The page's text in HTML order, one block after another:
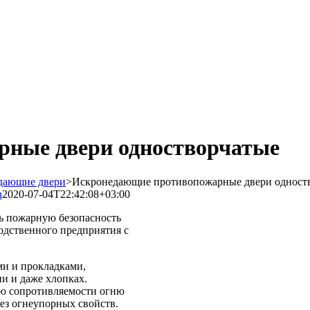
двери одностворчатые
двери>Искронедающие противопожарные двери
2020-07-04T22:42:08+03:00
безопасность
предприятия с
и прокладками,
и даже хлопках.
сопротивляемости огню
огнеупорных свойств.